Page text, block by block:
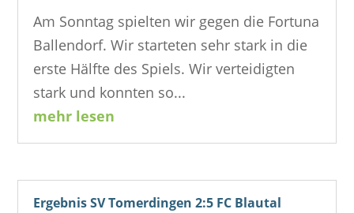
Am Sonntag spielten wir gegen die Fortuna
Ballendorf. Wir starteten sehr stark in die
erste Hälfte des Spiels. Wir verteidigten
stark und konnten so...
mehr lesen
Ergebnis SV Tomerdingen 2:5 FC Blautal